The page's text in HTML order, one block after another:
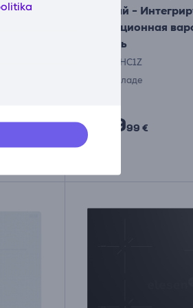
черный -
индукционная
панель
PIX63KHC1Z
На складе
58999 €